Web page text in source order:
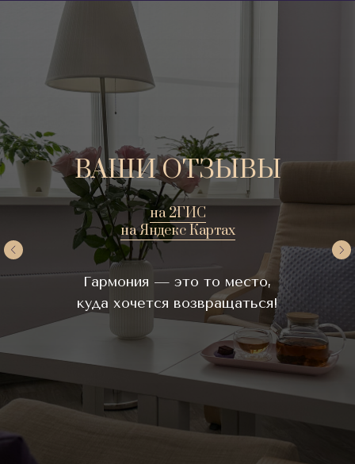
ВАШИ ОТЗЫВЫ
на 2ГИС
на Яндекс Картах
Гармония — это то место,
куда хочется возвращаться!